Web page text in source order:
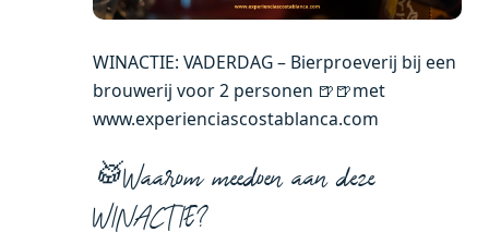
WINACTIE: VADERDAG – Bierproeverij bij een
brouwerij voor 2 personen 🍺🍺met
www.experienciascostablanca.com
🥁Waarom meedoen aan deze
WINACTIE?